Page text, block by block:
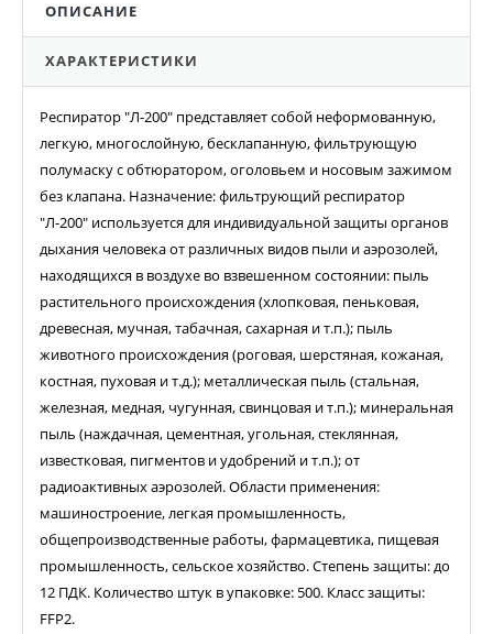
ОПИСАНИЕ
ХАРАКТЕРИСТИКИ
Респиратор "Л-200" представляет собой неформованную,
легкую, многослойную, бесклапанную, фильтрующую
полумаску с обтюратором, оголовьем и носовым зажимом
без клапана. Назначение: фильтрующий респиратор
"Л-200" используется для индивидуальной защиты органов
дыхания человека от различных видов пыли и аэрозолей,
находящихся в воздухе во взвешенном состоянии: пыль
растительного происхождения (хлопковая, пеньковая,
древесная, мучная, табачная, сахарная и т.п.); пыль
животного происхождения (роговая, шерстяная, кожаная,
костная, пуховая и т.д.); металлическая пыль (стальная,
железная, медная, чугунная, свинцовая и т.п.); минеральная
пыль (наждачная, цементная, угольная, стеклянная,
известковая, пигментов и удобрений и т.п.); от
радиоактивных аэрозолей. Области применения:
машиностроение, легкая промышленность,
общепроизводственные работы, фармацевтика, пищевая
промышленность, сельское хозяйство. Степень защиты: до
12 ПДК. Количество штук в упаковке: 500. Класс защиты:
FFP2.